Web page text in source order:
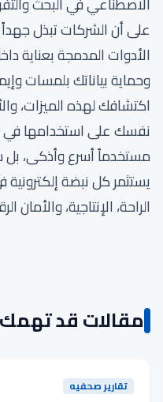
على أن الشركات تبذل جهداً
الأدوات المدمجة بعناية
وحماية بياناتك بلمسات
اكتشافك لهذه الميزات،
نفسك على استخدامها في
مستخدماً أسرع وأذكى،
يستثمر كل نبضة
الراحة، الإنتاجية،
مقالات قد تهمك
تقارير صحفيه